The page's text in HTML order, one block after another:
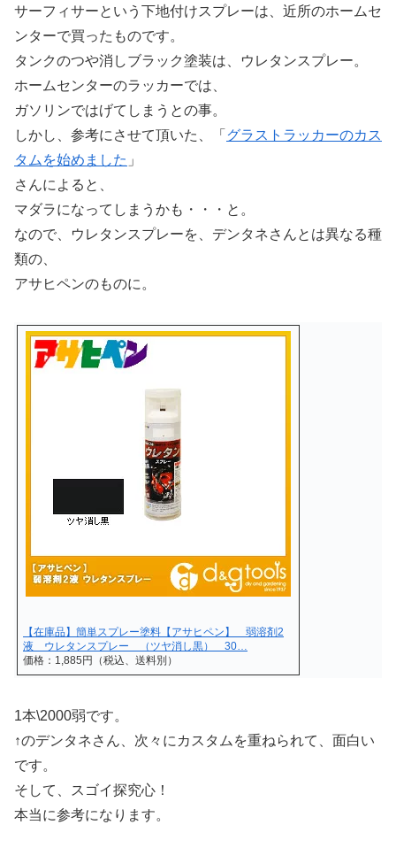
サーフィサーという下地付けスプレーは、近所のホームセ
ンターで買ったものです。
タンクのつや消しブラック塗装は、ウレタンスプレー。
ホームセンターのラッカーでは、
ガソリンではげてしまうとの事。
しかし、参考にさせて頂いた、「 グラストラッカーのカス
タムを始めました 」
さんによると、
マダラになってしまうかも・・・と。
なので、ウレタンスプレーを、デンタネさんとは異なる種
類の、
アサヒペンのものに。
【在庫品】簡単スプレー塗料【アサヒペン】 弱溶剤2
液 ウレタンスプレー （ツヤ消し黒） 30…
価格：1,885円（税込、送料別）
1本\2000弱です。
↑のデンタネさん、次々にカスタムを重ねられて、面白い
です。
そして、スゴイ探究心！
本当に参考になります。